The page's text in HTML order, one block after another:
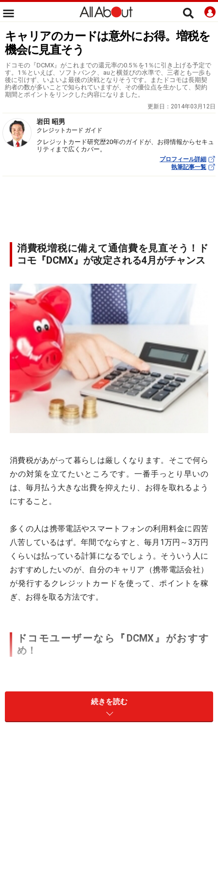
キャリアのカードは意外にお得。増税を
機会に見直そう
ドコモの『DCMX』がこれまでの還元率の0.5％を1％に引き上げる予定で
す。1％といえば、ソフトバンク、auと横並びの水準で、三者とも一歩も
後に引けず、いよいよ最後の決戦となりそうです。またドコモは長期契
約者の数が多いことで知られていますが、その優位点を生かして、契約
期間とポイントをリンクした内容になりました。
更新日： 2014年03月12日
岩田 昭男
クレジットカード ガイド
クレジットカード研究歴20年のガイドが、お得情報からセキュ
リティまで広くカバー。
プロフィール詳細
執筆記事一覧
消費税増税に備えて通信費を見直そう！ド
コモ『DCMX』が改定される4月がチャンス
消費税があがって暮らしは厳しくなります。そこで何ら
かの対策を立てたいところです。一番手っとり早いの
は、毎月払う大きな出費を抑えたり、お得を取れるよう
にすること。
多くの人は携帯電話やスマートフォンの利用料金に四苦
八苦しているはず。年間でならすと、毎月1万円～3万円
くらいは払っている計算になるでしょう。そういう人に
おすすめしたいのが、自分のキャリア（携帯電話会社）
が発行するクレジットカードを使って、ポイントを稼
ぎ、お得を取る方法です。
ドコモユーザーなら『DCMX』がおすす
め！
『DCMX』のポイント改定は2014年4月請求分（3月16日以降
最大手のドコモの発行するクレジットカード『DCMX』
続きを読む